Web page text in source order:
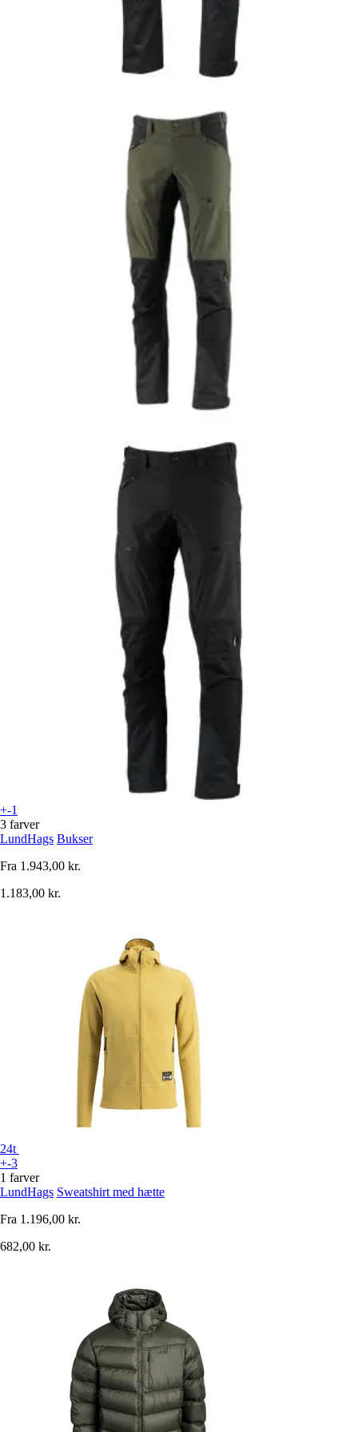
+-1
3 farver
LundHags Bukser
Fra 1.943,00 kr.
1.183,00 kr.
24t
+-3
1 farver
LundHags Sweatshirt med hætte
Fra 1.196,00 kr.
682,00 kr.